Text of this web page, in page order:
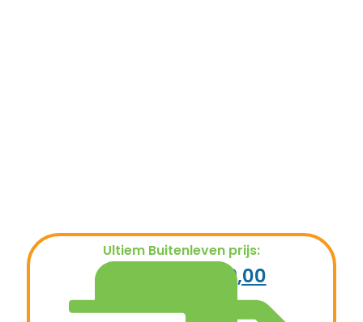
Ultiem Buitenleven prijs:
€ 349,00